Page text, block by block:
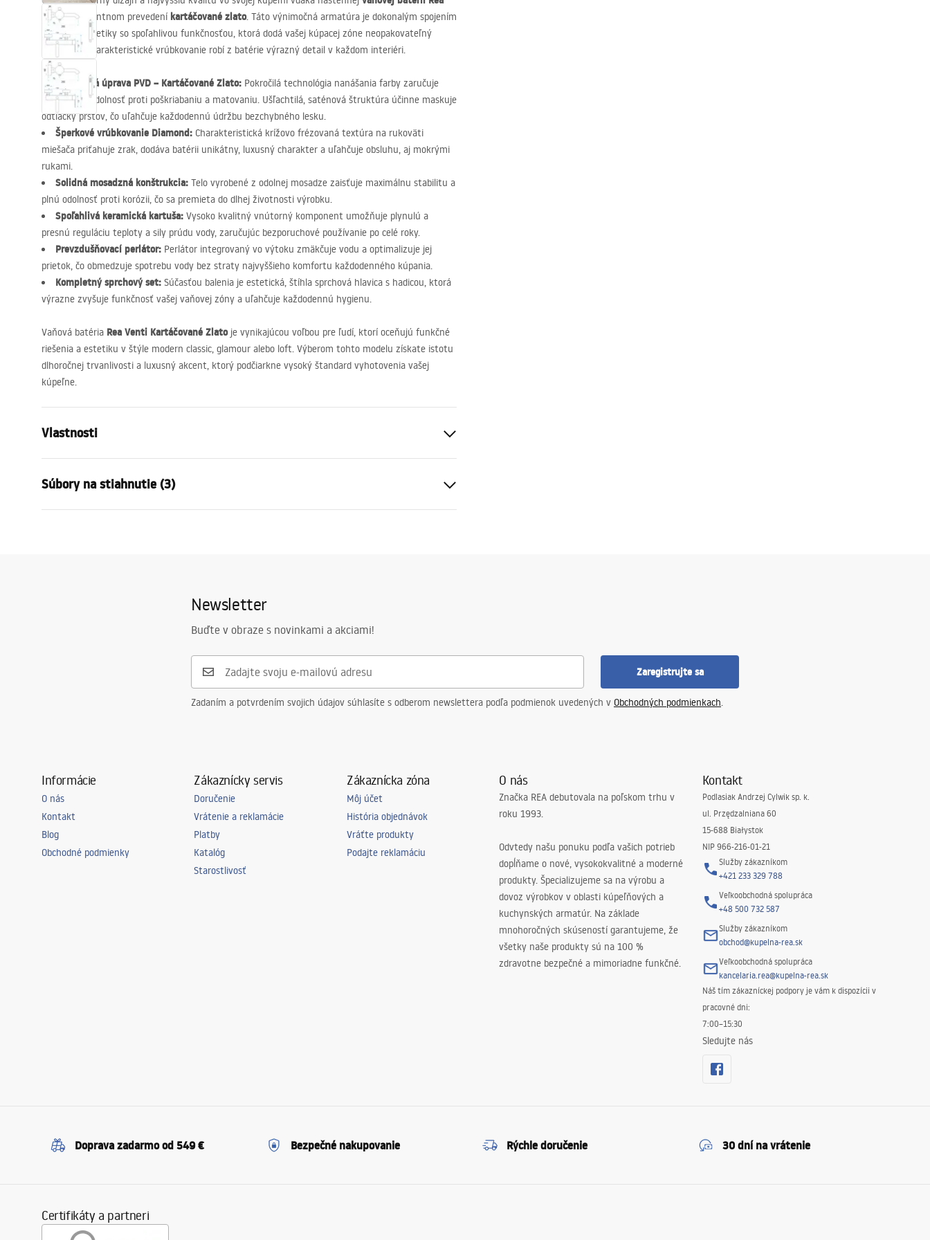
Venti v elegantnom prevedení kartáčované zlato. Táto výnimočná armatúra je dokonalým spojením
šperkovej estetiky so spoľahlivou funkčnosťou, ktorá dodá vašej kúpacej zóne neopakovateľný
charakter. Charakteristické vrúbkovanie robí z batérie výrazný detail v každom interiéri.
Povrchová úprava PVD – Kartáčované Zlato: Pokročilá technológia nanášania farby zaručuje
výnimočnú odolnosť proti poškriabaniu a matovaniu. Ušľachtilá, saténová štruktúra účinne maskuje
odtlačky prstov, čo uľahčuje každodennú údržbu bezchybného lesku.
Šperkové vrúbkovanie Diamond: Charakteristická krížovo frézovaná textúra na rukoväti
miešača priťahuje zrak, dodáva batérii unikátny, luxusný charakter a uľahčuje obsluhu, aj mokrými
rukami.
Solidná mosadzná konštrukcia: Telo vyrobené z odolnej mosadze zaisťuje maximálnu stabilitu a
plnú odolnosť proti korózii, čo sa premieta do dlhej životnosti výrobku.
Spoľahlivá keramická kartuša: Vysoko kvalitný vnútorný komponent umožňuje plynulú a
presnú reguláciu teploty a sily prúdu vody, zaručujúc bezporuchové používanie po celé roky.
Prevzdušňovací perlátor: Perlátor integrovaný vo výtoku zmäkčuje vodu a optimalizuje jej
prietok, čo obmedzuje spotrebu vody bez straty najvyššieho komfortu každodenného kúpania.
Kompletný sprchový set: Súčasťou balenia je estetická, štíhla sprchová hlavica s hadicou, ktorá
výrazne zvyšuje funkčnosť vašej vaňovej zóny a uľahčuje každodennú hygienu.
Vaňová batéria Rea Venti Kartáčované Zlatoje vynikajúcou voľbou pre ľudí, ktorí oceňujú funkčné
riešenia a estetiku v štýle modern classic, glamour alebo loft. Výberom tohto modelu získate istotu
dlhoročnej trvanlivosti a luxusný akcent, ktorý podčiarkne vysoký štandard vyhotovenia vašej
kúpeľne.
Vlastnosti
Spôsob montáže
Farba
Kartáčované zlato
100
150mm
5 rokov
Súbory na stiahnutie (3)
Warranty_Terms_and_Conditions_Newsletter
Buďte v obraze s novinkami a akciami!
Zaregistrujte sa
Zadaním a potvrdením svojich údajov súhlasíte s odberom newslettera podľa podmienok uvedených v Obchodných podmienkach.
Informácie
O nás
Kontakt
Blog
Obchodné podmienky
Zákaznícky servis
Doručenie
Vrátenie a reklamácie
Platby
Katalóg
Starostlivosť
Zákaznícka zóna
Môj účet
História objednávok
Vráťte produkty
Podajte reklamáciu
O nás
Značka REA debutovala na poľskom trhu v
roku 1993.
Odvtedy našu ponuku podľa vašich potrieb
dopĺňame o nové, vysokokvalitné a moderné
produkty. Špecializujeme sa na výrobu a
dovoz výrobkov v oblasti kúpeľňových a
kuchynských armatúr. Na základe
mnohoročných skúseností garantujeme, že
všetky naše produkty sú na 100 %
zdravotne bezpečné a mimoriadne funkčné.
Kontakt
Podlasiak Andrzej Cylwik sp. k.
ul. Przędzalniana 60
15-688 Białystok
NIP 966-216-01-21
Služby zákazníkom
+421 233 329 788
Veľkoobchodná spolupráca
+48 500 732 587
Služby zákazníkom
obchod@kupelna-rea.sk
Veľkoobchodná spolupráca
kancelaria.rea@kupelna-rea.sk
Náš tím zákazníckej podpory je vám k dispozícii v
pracovné dni:
7:00–15:30
Sledujte nás
Doprava zadarmo od 549 € Bezpečné nakupovanie Rýchle doručenie 30 dní na vrátenie
Certifikáty a partneri